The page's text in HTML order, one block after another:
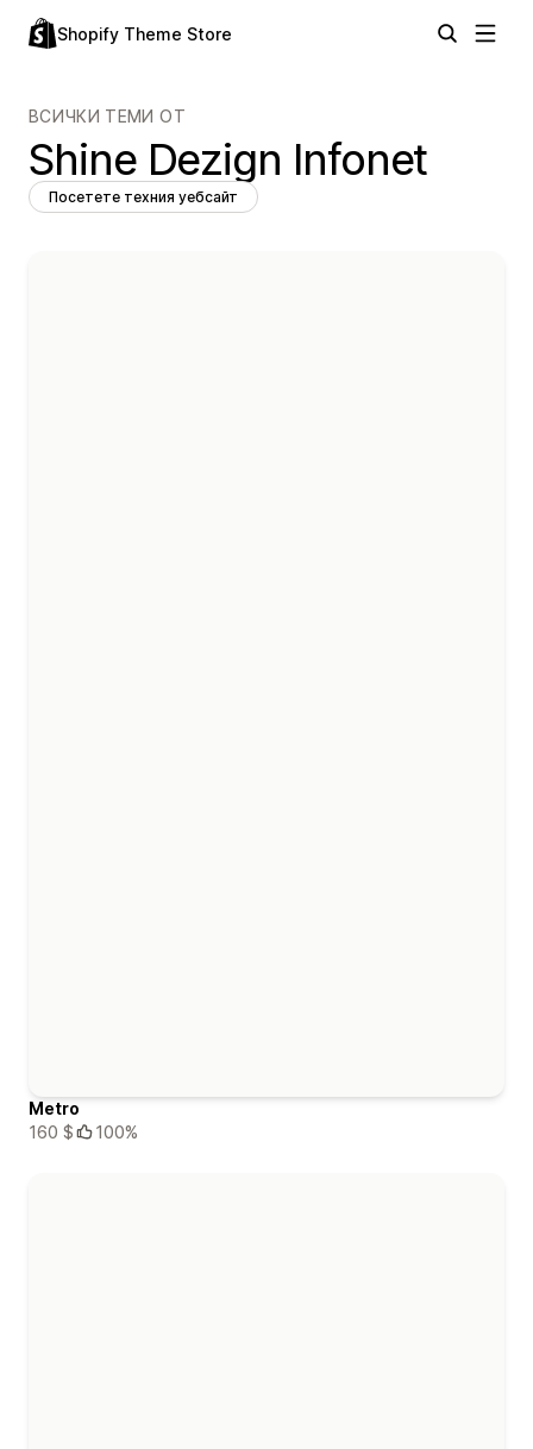
Shopify Theme Store
ВСИЧКИ ТЕМИ ОТ
Shine Dezign Infonet
Посетете техния уебсайт
Metro
160 $
100%